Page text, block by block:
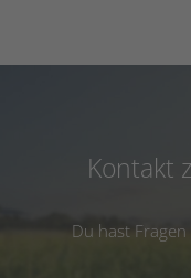
Kontakt
Du hast